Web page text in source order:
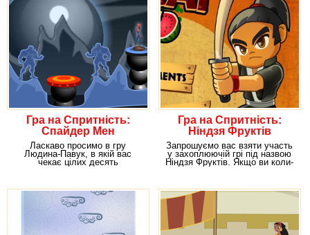
Гра на Спритність:
Спайдер Мен
Ласкаво просимо в гру
Людина-Павук, в якій вас
чекає цілих десять
Гра на Спритність:
Ніндзя Фруктів
Запрошуємо вас взяти участь
у захоплюючій грі під назвою
Ніндзя Фруктів. Якщо ви коли-